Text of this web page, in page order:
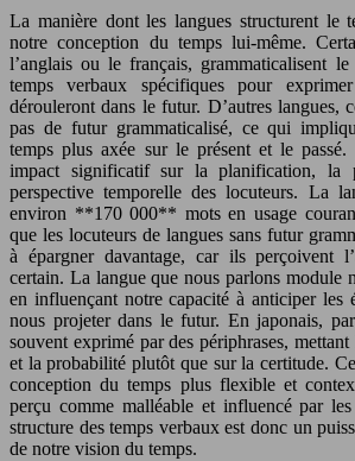
La manière dont les langues structurent le
notre conception du temps lui-même.
l’anglais ou le français, grammaticalisent
temps verbaux spécifiques pour
dérouleront dans le futur. D’autres langues,
pas de futur grammaticalisé, ce qui
temps plus axée sur le présent et le
impact significatif sur la planification, la
perspective temporelle des locuteurs. La
environ **170 000** mots en usage
que les locuteurs de langues sans futur
à épargner davantage, car ils perçoivent
certain. La langue que nous parlons module
en influençant notre capacité à anticiper les
nous projeter dans le futur. En japonais,
souvent exprimé par des périphrases, mettant
et la probabilité plutôt que sur la certitude.
conception du temps plus flexible et
perçu comme malléable et influencé par
structure des temps verbaux est donc un
de notre vision du temps.